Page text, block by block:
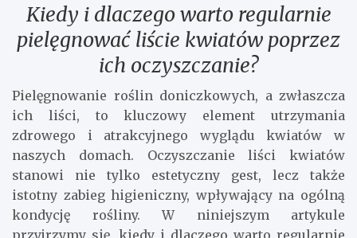
Kiedy i dlaczego warto regularnie
pielęgnować liście kwiatów poprzez
ich oczyszczanie?
Pielęgnowanie roślin doniczkowych, a zwłaszcza
ich liści, to kluczowy element utrzymania
zdrowego i atrakcyjnego wyglądu kwiatów w
naszych domach. Oczyszczanie liści kwiatów
stanowi nie tylko estetyczny gest, lecz także
istotny zabieg higieniczny, wpływający na ogólną
kondycję rośliny. W niniejszym artykule
przyjrzymy się, kiedy i dlaczego warto regularnie